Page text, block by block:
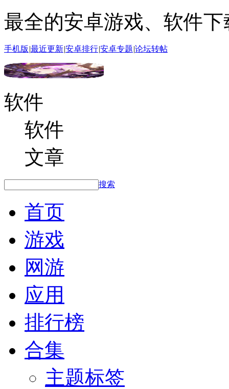
最全的安卓游戏、软件下
手机版 |最近更新|安卓排行|安卓专题|论坛转帖
软件
软件
文章
搜索
首页
游戏
网游
应用
排行榜
合集
主题标签